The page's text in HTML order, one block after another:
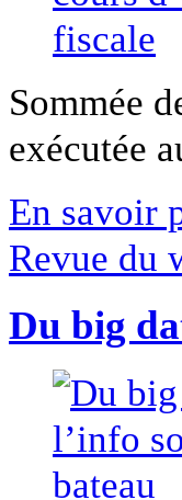
Sommée
exécutée
En savoir
Revue du
Du big